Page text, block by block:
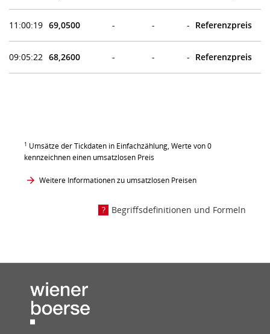
11:00:19 69,0500 - - - Referenzpreis
09:05:22 68,2600 - - - Referenzpreis
1 Umsätze der Tickdaten in Einfachzählung, Werte von 0
kennzeichnen einen umsatzlosen Preis
Weitere Informationen zu umsatzlosen Preisen
Begriffsdefinitionen und Formeln